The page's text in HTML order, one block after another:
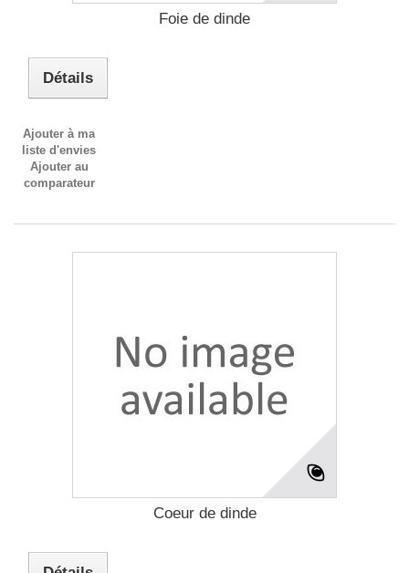
Foie de dinde
Détails
Ajouter à ma
liste d'envies
Ajouter au
comparateur
Coeur de dinde